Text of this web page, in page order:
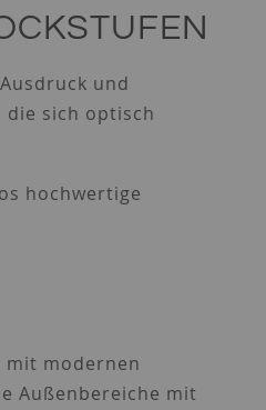
und
die sich optisch
hochwertige
mit modernen
Außenbereiche mit